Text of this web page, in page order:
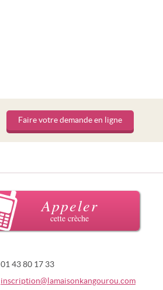
Faire votre demande en ligne
Appeler
cette crèche
01 43 80 17 33
inscription@lamaisonkangourou.com